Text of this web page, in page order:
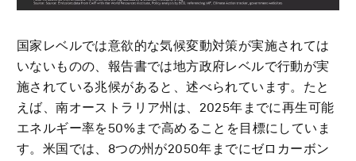
国家レベルでは意欲的な気候変動対策が実施されては
いないものの、報告書では地方政府レベルで行動が実
施されている兆候があると、述べられています。たと
えば、南オーストラリア州は、2025年までに再生可能
エネルギー率を50%まで高めることを目標にしていま
す。米国では、8つの州が2050年までにゼロカーボン